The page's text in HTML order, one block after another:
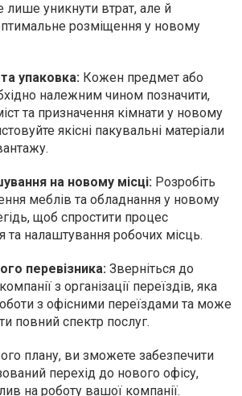
уникнути втрат, але й
розміщення у новому
упаковка: Кожен предмет або
належним чином позначити,
та призначення кімнати у новому
якісні пакувальні матеріали
на новому місці: Розробіть
меблів та обладнання у новому
щоб спростити процес
та налаштування робочих місць.
перевізника: Зверніться до
з організації переїздів, яка
з офісними переїздами та може
повний спектр послуг.
плану, ви зможете забезпечити
перехід до нового офісу,
на роботу вашої компанії.